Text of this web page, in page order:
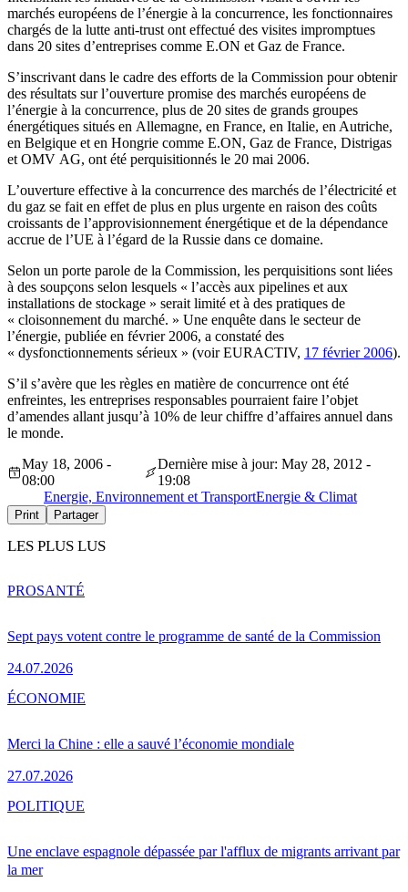
marchés européens de l’énergie à la concurrence, les fonctionnaires
chargés de la lutte anti-trust ont effectué des visites impromptues
dans 20 sites d’entreprises comme E.ON et Gaz de France.
S’inscrivant dans le cadre des efforts de la Commission pour obtenir
des résultats sur l’ouverture promise des marchés européens de
l’énergie à la concurrence, plus de 20 sites de grands groupes
énergétiques situés en Allemagne, en France, en Italie, en Autriche,
en Belgique et en Hongrie comme E.ON, Gaz de France, Distrigas
et OMV AG, ont été perquisitionnés le 20 mai 2006.
L’ouverture effective à la concurrence des marchés de l’électricité et
du gaz se fait en effet de plus en plus urgente en raison des coûts
croissants de l’approvisionnement énergétique et de la dépendance
accrue de l’UE à l’égard de la Russie dans ce domaine.
Selon un porte parole de la Commission, les perquisitions sont liées
à des soupçons selon lesquels « l’accès aux pipelines et aux
installations de stockage » serait limité et à des pratiques de
« cloisonnement du marché. » Une enquête dans le secteur de
l’énergie, publiée en février 2006, a constaté des
« dysfonctionnements sérieux » (voir EURACTIV, 17 février 2006).
S’il s’avère que les règles en matière de concurrence ont été
enfreintes, les entreprises responsables pourraient faire l’objet
d’amendes allant jusqu’à 10% de leur chiffre d’affaires annuel dans
le monde.
May 18, 2006 -
08:00
Dernière mise à jour: May 28, 2012 -
19:08
Energie, Environnement et TransportEnergie & Climat
Print Partager
LES PLUS LUS
Sept pays votent contre le programme de santé de la Commission
24.07.2026
PROSANTÉ
Merci la Chine : elle a sauvé l’économie mondiale
27.07.2026
ÉCONOMIE
Une enclave espagnole dépassée par l'afflux de migrants arrivant par
la mer
POLITIQUE